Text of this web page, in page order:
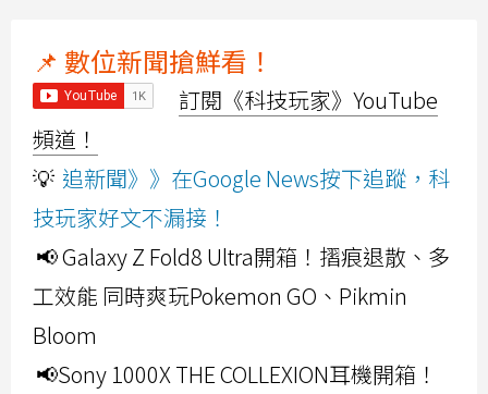
📌 數位新聞搶鮮看！
訂閱《科技玩家》YouTube
頻道！
💡 追新聞》》在Google News按下追蹤，科
技玩家好文不漏接！
📢 Galaxy Z Fold8 Ultra開箱！摺痕退散、多
工效能 同時爽玩Pokemon GO、Pikmin
Bloom
📢Sony 1000X THE COLLEXION耳機開箱！